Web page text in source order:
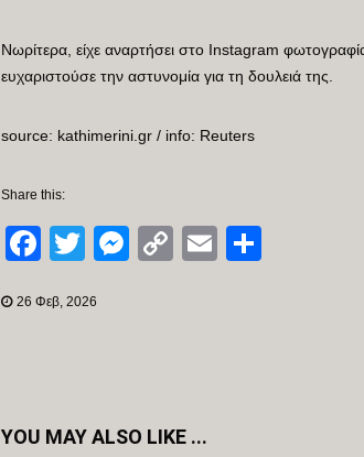
Νωρίτερα, είχε αναρτήσει στο Instagram
ευχαριστούσε την αστυνομία για τη δουλειά της.
source: kathimerini.gr / info: Reuters
Share this:
Facebook
TwitterMessenger
CopyEmail
26 Φεβ, 2026
YOU MAY ALSO LIKE ...